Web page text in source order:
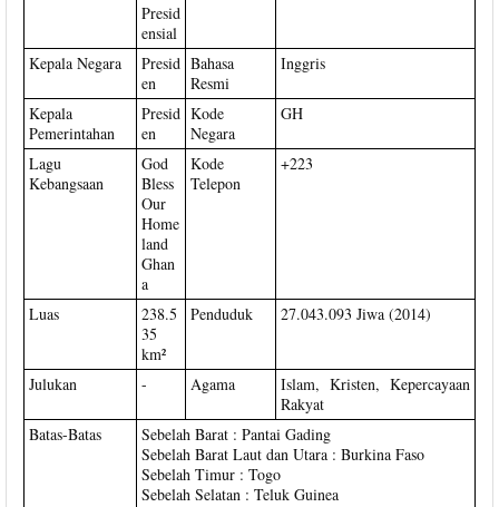
Presid
ensial
Kepala Negara
Presid
en
Bahasa
Resmi
Inggris
Kepala
Pemerintahan
Presid
en
Kode
Negara
GH
Lagu
Kebangsaan
God
Bless
Our
Home
land
Ghan
a
Kode
Telepon
+223
Luas
238.5
35
km²
Penduduk 27.043.093 Jiwa (2014)
Julukan - Agama
Islam, Kristen, Kepercayaan
Rakyat
Batas-Batas
Sebelah Barat : Pantai Gading
Sebelah Barat Laut dan Utara : Burkina Faso
Sebelah Timur : Togo
Sebelah Selatan : Teluk Guinea